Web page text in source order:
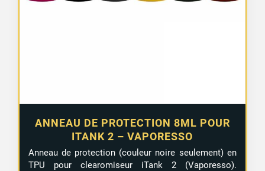
ANNEAU DE PROTECTION 8ML POUR
ITANK 2 – VAPORESSO
Anneau de protection (couleur noire seulement) en
TPU pour clearomiseur iTank 2 (Vaporesso).